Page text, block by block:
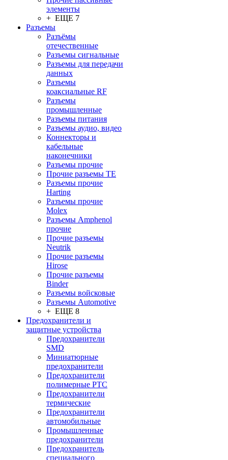
элементы
+ ЕЩЕ 7
Разъeмы
Разъёмы
отечественные
Разъeмы сигнальные
Разъeмы для передачи
данных
Разъeмы
коаксиальные RF
Разъeмы
промышленные
Разъeмы питания
Разъeмы аудио, видео
Коннекторы и
кабельные
наконечники
Разъeмы прочие
Прочие разъемы TE
Разъемы прочие
Harting
Разъемы прочие
Molex
Разъемы Amphenol
прочие
Прочие разъемы
Neutrik
Прочие разъемы
Hirose
Прочие разъемы
Binder
Разъемы войсковые
Разъeмы Automotive
+ ЕЩЕ 8
Предохранители и
защитные устройства
Предохранители
SMD
Миниатюрные
предохранители
Предохранители
полимерные PTC
Предохранители
термические
Предохранители
автомобильные
Промышленные
предохранители
Предохранитель
специального